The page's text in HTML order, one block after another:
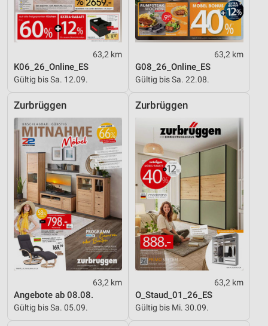
63,2 km
K06_26_Online_ES
Gültig bis Sa. 12.09.
63,2 km
G08_26_Online_ES
Gültig bis Sa. 22.08.
Zurbrüggen
63,2 km
Angebote ab 08.08.
Gültig bis Sa. 05.09.
Zurbrüggen
63,2 km
O_Staud_01_26_ES
Gültig bis Mi. 30.09.